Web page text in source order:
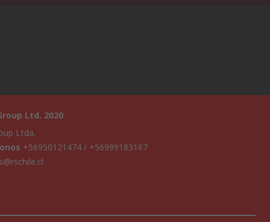
Ltd. 2020
Ltda.
+56950121474 / +56999183167